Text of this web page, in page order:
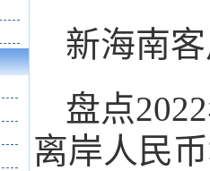
新海南
盘点
离岸人民